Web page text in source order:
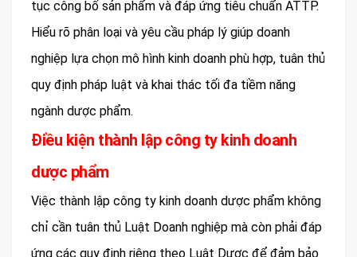
tục công bố sản phẩm và đáp ứng tiêu chuẩn ATTP.
Hiểu rõ phân loại và yêu cầu pháp lý giúp doanh
nghiệp lựa chọn mô hình kinh doanh phù hợp, tuân thủ
quy định pháp luật và khai thác tối đa tiềm năng
ngành dược phẩm.
Điều kiện thành lập công ty kinh doanh
dược phẩm
Việc thành lập công ty kinh doanh dược phẩm không
chỉ cần tuân thủ Luật Doanh nghiệp mà còn phải đáp
ứng các quy định riêng theo Luật Dược để đảm bảo